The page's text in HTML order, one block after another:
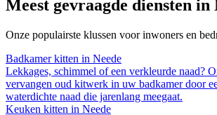
Meest gevraagde diensten in
Onze populairste klussen voor inwoners en
Badkamer kitten in Neede
Lekkages, schimmel of een verkleurde naad?
vervangen oud kitwerk in uw badkamer door
waterdichte naad die jarenlang meegaat.
Keuken kitten in Neede